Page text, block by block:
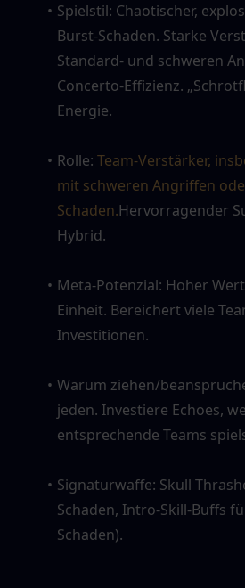
Spielstil: Chaotischer,
Burst-Schaden. Starke
Standard- und schweren
Concerto-Effizienz.
Energie.
Rolle: Team-Verstärker,
mit schweren Angriffen
Schaden.Hervorragender
Hybrid.
Meta-Potenzial: Hoher
Einheit. Bereichert viele
Investitionen.
Warum ziehen/
jeden. Investiere Echoes,
entsprechende Teams
Signaturwaffe: Skull
Schaden, Intro-Skill-Buffs
Schaden).